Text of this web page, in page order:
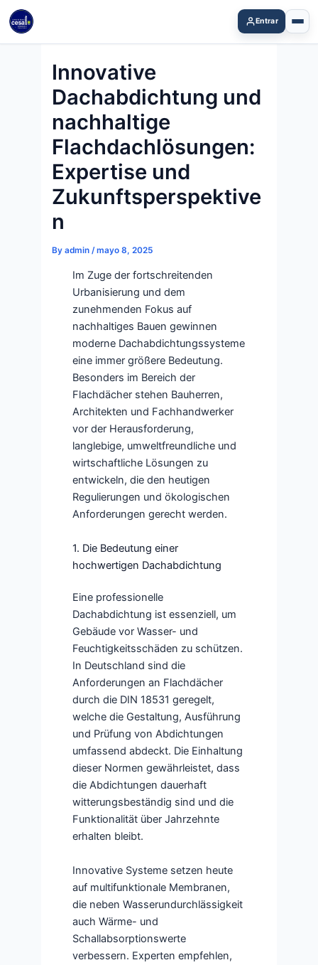
Skip
content
Entrar
Innovative
Dachabdichtung und
nachhaltige
Flachdachlösungen:
Expertise und
Zukunftsperspektive
n
By admin /mayo 8, 2025
Im Zuge der fortschreitenden
Urbanisierung und dem
zunehmenden Fokus auf
nachhaltiges Bauen gewinnen
moderne Dachabdichtungssysteme
eine immer größere Bedeutung.
Besonders im Bereich der
Flachdächer stehen Bauherren,
Architekten und Fachhandwerker
vor der Herausforderung,
langlebige, umweltfreundliche und
wirtschaftliche Lösungen zu
entwickeln, die den heutigen
Regulierungen und ökologischen
Anforderungen gerecht werden.
1. Die Bedeutung einer
hochwertigen Dachabdichtung
Eine professionelle
Dachabdichtung ist essenziell, um
Gebäude vor Wasser- und
Feuchtigkeitsschäden zu schützen.
In Deutschland sind die
Anforderungen an Flachdächer
durch die DIN 18531 geregelt,
welche die Gestaltung, Ausführung
und Prüfung von Abdichtungen
umfassend abdeckt. Die Einhaltung
dieser Normen gewährleistet, dass
die Abdichtungen dauerhaft
witterungsbeständig sind und die
Funktionalität über Jahrzehnte
erhalten bleibt.
Innovative Systeme setzen heute
auf multifunktionale Membranen,
die neben Wasserundurchlässigkeit
auch Wärme- und
Schallabsorptionswerte
verbessern. Experten empfehlen,